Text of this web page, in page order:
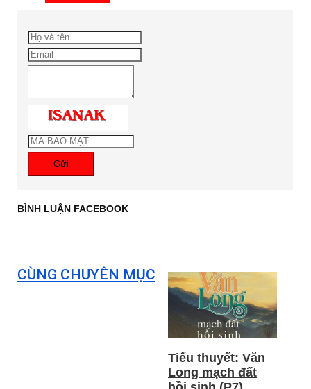
Gửi
BÌNH LUẬN FACEBOOK
CÙNG CHUYÊN MỤC
Tiểu thuyết: Văn
Long mạch đất